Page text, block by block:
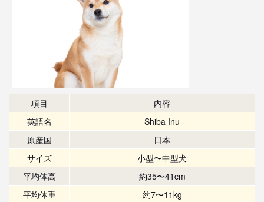
項目
内容
英語名
Shiba Inu
原産国
日本
サイズ
小型〜中型犬
平均体高
約35〜41cm
平均体重
約7〜11kg